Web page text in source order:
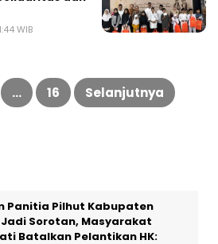
WIB
… 16 Selanjutnya
Panitia Pilhut Kabupaten
Sorotan, Masyarakat
Batalkan Pelantikan HK: